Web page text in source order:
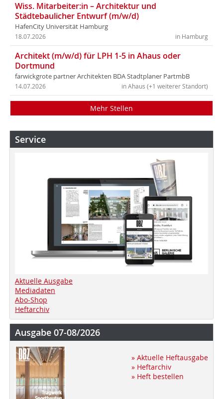
Wiss. Mitarbeiter:in – Architektur und
Städtebaulicher Entwurf (m/w/d)
HafenCity Universität Hamburg
in Hamburg
18.07.2026
Architekt (m/w/d) für LPH 1-5 in Ahaus oder
Dortmund
farwickgrote partner Architekten BDA Stadtplaner PartmbB
in Ahaus (+1 weiterer Standort)
14.07.2026
Mehr Stellen
Service
Aktuelle Ausgabe
Mediadaten
Abo-Shop
Heftarchiv
Ausgabe 07-08/2026
» Aktuelle Heftausgabe
» Heftarchiv
» Heft bestellen